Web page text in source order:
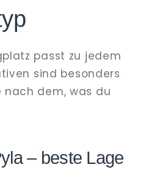
passt zu jedem
sind besonders
dem, was du
– beste Lage